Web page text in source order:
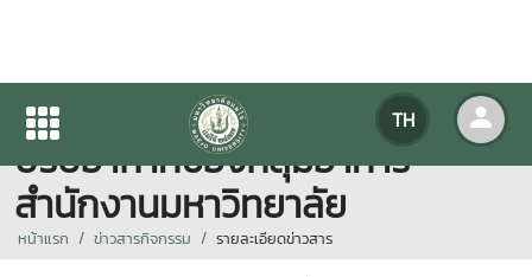
TH
งานจ้างเหมาบำรุงรักษาเครื่อง
ปรับอากาศของกลุ่มอาคาร
สำนักงานมหาวิทยาลัย
หน้าแรก ข่าวสารกิจกรรม รายละเอียดข่าวสาร